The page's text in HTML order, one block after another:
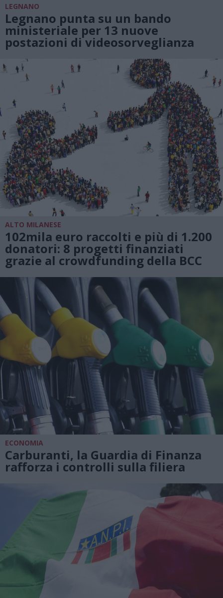
LEGNANO
Legnano punta su un bando
ministeriale per 13 nuove
postazioni di videosorveglianza
ALTO MILANESE
102mila euro raccolti e più di 1.200
donatori: 8 progetti finanziati
grazie al crowdfunding della BCC
ECONOMIA
Carburanti, la Guardia di Finanza
rafforza i controlli sulla filiera